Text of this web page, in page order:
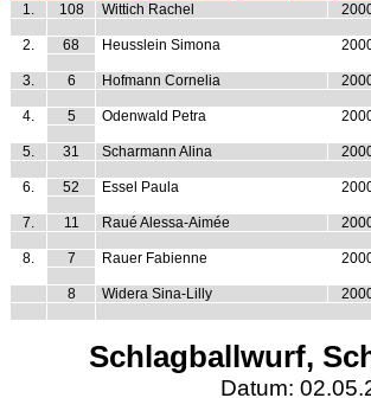
1. 108 Wittich Rachel
2. 68 Heusslein Simona
3. 6 Hofmann Cornelia
4. 5 Odenwald Petra
5. 31 Scharmann Alina
6. 52 Essel Paula
7. 11 Raué Alessa-Aimée
8. 7 Rauer Fabienne
8 Widera Sina-Lilly
Schlagballwurf,
Datum: